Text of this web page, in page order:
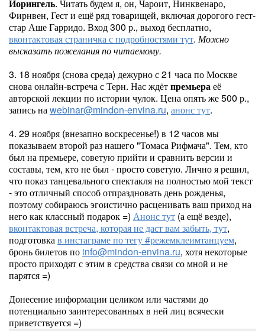
Йорингель. Читать будем я, он, Чароит, Нинквенаро,
Фирнвен, Гест и ещё ряд товарищей, включая дорогого гест-
стар Аше Гарридо. Вход 300 р., выход бесплатно,
вконтактовая страничка с подробностями тут. Можно
высказать пожелания по читаемому.
3. 18 ноября (снова среда) дежурно с 21 часа по Москве
снова онлайн-встреча с Терн. Нас ждётпремьераеё
авторской лекции по истории чулок. Цена опять же 500 р.,
запись наwebinar@mindon-envina.ru, анонс тут.
4. 29 ноября (внезапно воскресенье!) в 12 часов мы
показываем второй раз нашего "Томаса Рифмача". Тем, кто
был на премьере, советую прийти и сравнить версии и
составы, тем, кто не был - просто советую. Лично я решил,
что показ танцевального спектакля на полностью мой текст
- это отличный способ отпраздновать день рожденья,
поэтому собираюсь эгоистично расценивать ваш приход на
него как классный подарок =) Анонс тут (а ещё везде),
вконтактовая встреча, которая не даст вам забыть, тут,
подготовкав инстаграме по тегу #режемклеимтанцуем,
бронь билетов по info@mindon-envina.ru, хотя некоторые
просто приходят с этим в средства связи со мной и не
парятся =)
Донесение информации целиком или частями до
потенциально заинтересованных в ней лиц всячески
приветствуется =)